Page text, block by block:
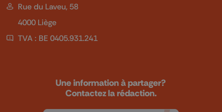
Rue du Laveu, 58
4000 Liège
TVA : BE 0405.931.241
Une information à partager?
Contactez la rédaction.